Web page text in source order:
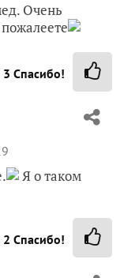
Очень
3 Спасибо!
Я о таком
2 Спасибо!